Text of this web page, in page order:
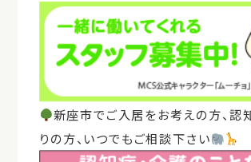
新座市でご入居をお考えの方、認
りの方、いつでもご相談下さい